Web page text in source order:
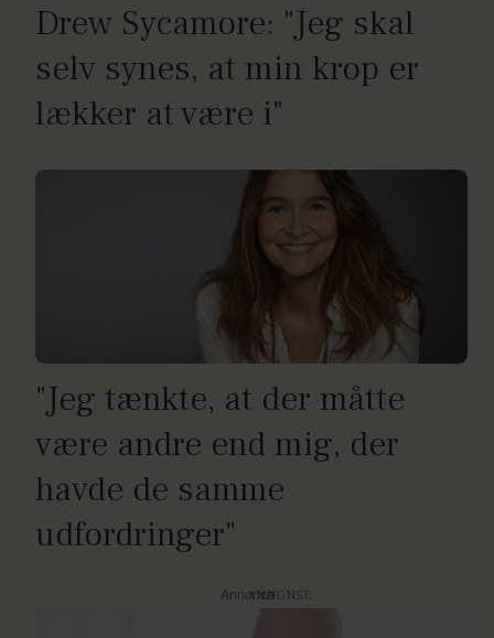
Drew Sycamore: "Jeg skal
selv synes, at min krop er
lækker at være i"
"Jeg tænkte, at der måtte
være andre end mig, der
havde de samme
udfordringer"
Annonce